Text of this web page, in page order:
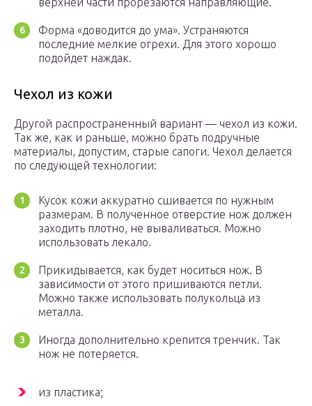
Форма «доводится до ума». Устраняются
последние мелкие огрехи. Для этого хорошо
подойдет наждак.
Чехол из кожи
Другой распространенный вариант — чехол из кожи.
Так же, как и раньше, можно брать подручные
материалы, допустим, старые сапоги. Чехол делается
по следующей технологии:
Кусок кожи аккуратно сшивается по нужным
размерам. В полученное отверстие нож должен
заходить плотно, не вываливаться. Можно
использовать лекало.
Прикидывается, как будет носиться нож. В
зависимости от этого пришиваются петли.
Можно также использовать полукольца из
металла.
Иногда дополнительно крепится тренчик. Так
нож не потеряется.
из пластика;